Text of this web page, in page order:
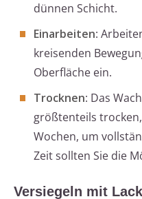
dünnen Schicht.
Einarbeiten:
kreisenden
Oberfläche ein.
Trocknen: Das
größtenteils
Wochen, um
Zeit sollten Sie die
Versiegeln mit Lack